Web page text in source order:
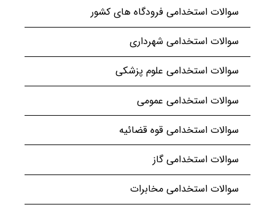
سوالات استخدامی فرودگاه های کشور
سوالات استخدامی شهرداری
سوالات استخدامی علوم پزشکی
سوالات استخدامی عمومی
سوالات استخدامی قوه قضائیه
سوالات استخدامی گاز
سوالات استخدامی مخابرات